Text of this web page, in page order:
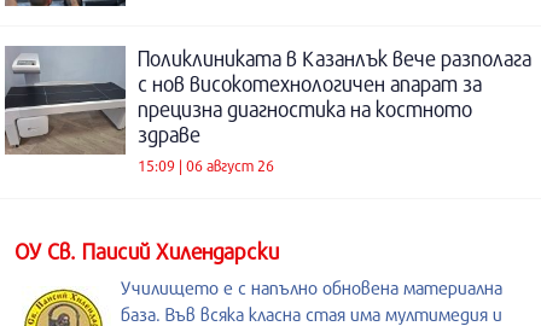
Поликлиниката в Казанлък вече разполага
с нов високотехнологичен апарат за
прецизна диагностика на костното
здраве
15:09 | 06 август 26
ОУ Св. Паисий Хилендарски
Училището е с напълно обновена материална
база. Във всяка класна стая има мултимедия и